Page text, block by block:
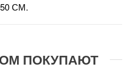
СМ.
ПОКУПАЮТ